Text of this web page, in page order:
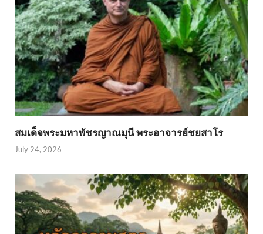
สมเด็จพระมหาพัชรญาณมุนี พระอาจารย์ชยสาโร
July 24, 2026